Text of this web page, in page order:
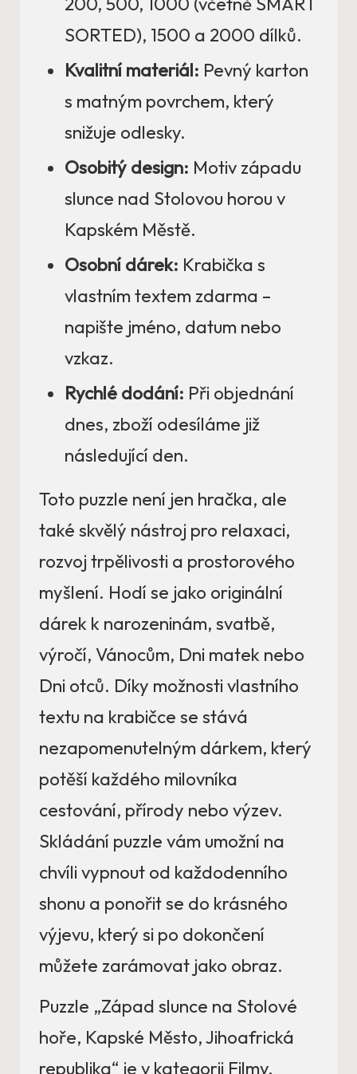
SORTED), 1500 a 2000 dílků.
Kvalitní materiál: Pevný karton
s matným povrchem, který
snižuje odlesky.
Osobitý design: Motiv západu
slunce nad Stolovou horou v
Kapském Městě.
Osobní dárek: Krabička s
vlastním textem zdarma –
napište jméno, datum nebo
vzkaz.
Rychlé dodání: Při objednání
dnes, zboží odesíláme již
následující den.
Toto puzzle není jen hračka, ale
také skvělý nástroj pro relaxaci,
rozvoj trpělivosti a prostorového
myšlení. Hodí se jako originální
dárek k narozeninám, svatbě,
výročí, Vánocům, Dni matek nebo
Dni otců. Díky možnosti vlastního
textu na krabičce se stává
nezapomenutelným dárkem, který
potěší každého milovníka
cestování, přírody nebo výzev.
Skládání puzzle vám umožní na
chvíli vypnout od každodenního
shonu a ponořit se do krásného
výjevu, který si po dokončení
můžete zarámovat jako obraz.
Puzzle „Západ slunce na Stolové
hoře, Kapské Město, Jihoafrická
republika“ je v kategorii Filmy,